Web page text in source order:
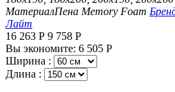
МатериалПена Memory Foam
Лайт
16 263 Р 9 758 Р
Вы экономите: 6 505 Р
Ширина :
Длина :